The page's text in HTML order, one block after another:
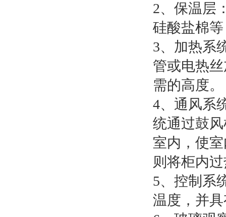
2、保温层
硅酸盐棉
3、加热系
管或电热
需的高度。
4、通风系
统通过鼓
室内，使
则将柜内
5、控制系
温度，并